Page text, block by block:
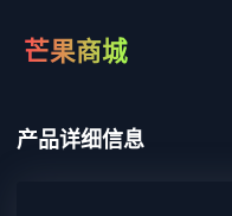
芒果商城
产品详细信息